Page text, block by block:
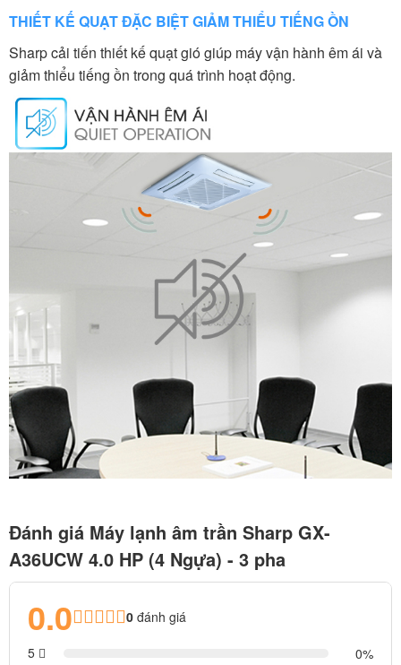
THIẾT KẾ QUẠT ĐẶC BIỆT GIẢM THIỂU TIẾNG ỒN
Sharp cải tiến thiết kế quạt gió giúp máy vận hành êm ái và
giảm thiểu tiếng ồn trong quá trình hoạt động.
Đánh giá Máy lạnh âm trần Sharp GX-
A36UCW 4.0 HP (4 Ngựa) - 3 pha
0.0 0 đánh giá
5
0